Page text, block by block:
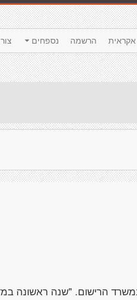
נספחים הרשמה אקראית
הרישום. "שנה ראשונה